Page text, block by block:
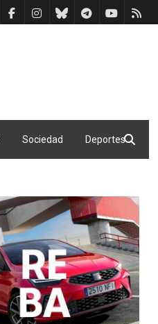
Sociedad Deportes